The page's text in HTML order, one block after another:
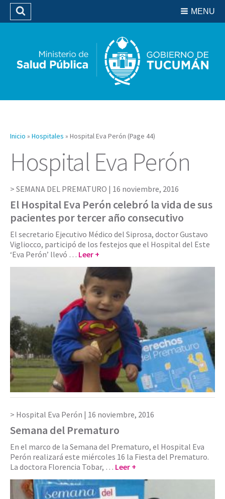
Biblioteca
MENU
Buscar
Inicio » Hospitales » Hospital Eva Perón (Page 44)
Hospital Eva Perón
SEMANA DEL PREMATURO | 16 noviembre, 2016
El Hospital Eva Perón celebró la vida de sus
pacientes por tercer año consecutivo
El secretario Ejecutivo Médico del Siprosa, doctor Gustavo
Vigliocco, participó de los festejos que el Hospital del Este
‘Eva Perón’ llevó … Leer +
Hospital Eva Perón | 16 noviembre, 2016
Semana del Prematuro
En el marco de la Semana del Prematuro, el Hospital Eva
Perón realizará este miércoles 16 la Fiesta del Prematuro.
La doctora Florencia Tobar, … Leer +